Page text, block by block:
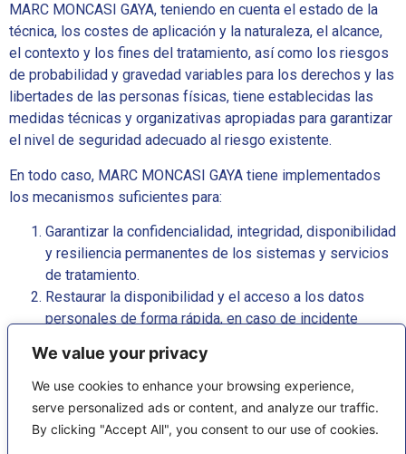
We value your privacy
We use cookies to enhance your browsing experience,
serve personalized ads or content, and analyze our traffic.
By clicking "Accept All", you consent to our use of cookies.
MARC MONCASI GAYA, teniendo en cuenta el estado de la
técnica, los costes de aplicación y la naturaleza, el alcance,
el contexto y los fines del tratamiento, así como los riesgos
de probabilidad y gravedad variables para los derechos y las
libertades de las personas físicas, tiene establecidas las
medidas técnicas y organizativas apropiadas para garantizar
el nivel de seguridad adecuado al riesgo existente.
En todo caso, MARC MONCASI GAYA tiene implementados
los mecanismos suficientes para:
Garantizar la confidencialidad, integridad, disponibilidad
y resiliencia permanentes de los sistemas y servicios
de tratamiento.
Restaurar la disponibilidad y el acceso a los datos
personales de forma rápida, en caso de incidente
Verificar, evaluar y valorar, de forma regular, la eficacia
de las medidas técnicas y organizativas implantadas
para garantizar la seguridad del tratamiento.
Seudonimizar y cifrar los datos personales, en su caso.